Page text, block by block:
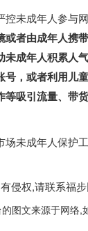
未成年人参与
或者由成年人携
未成年人积累人
号，或者利用儿
等吸引流量、带
场未成年人保护
侵权,请联系福步
图文来源于网络,